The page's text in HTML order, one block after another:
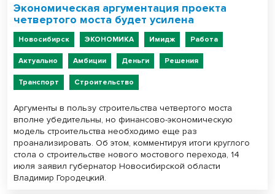
Экономическая аргументация проекта
четвертого моста будет усилена
Новосибирск ЭКОНОМИКА Имидж Работа
Актуально Амбиции Деньги Решения
Транспорт Строительство
Аргументы в пользу строительства четвертого моста
вполне убедительны, но финансово-экономическую
модель строительства необходимо еще раз
проанализировать. Об этом, комментируя итоги круглого
стола о строительстве нового мостового перехода, 14
июля заявил губернатор Новосибирской области
Владимир Городецкий.